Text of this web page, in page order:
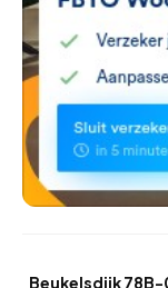
Beukelsdijk 78B-